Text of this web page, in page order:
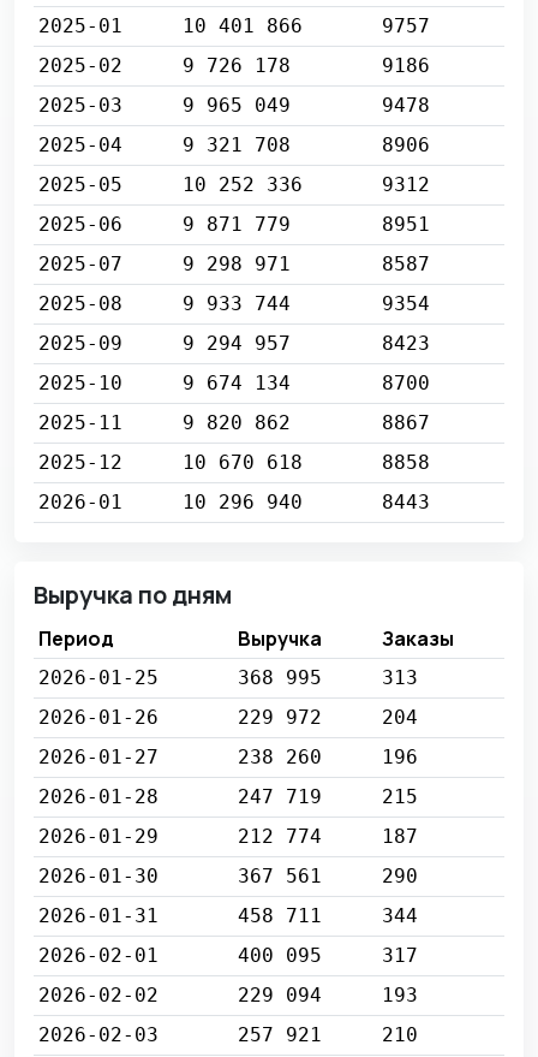
2025-01
10 401 866
9757
2025-02
9 726 178
9186
2025-03
9 965 049
9478
2025-04
9 321 708
8906
2025-05
10 252 336
9312
2025-06
9 871 779
8951
2025-07
9 298 971
8587
2025-08
9 933 744
9354
2025-09
9 294 957
8423
2025-10
9 674 134
8700
2025-11
9 820 862
8867
2025-12
10 670 618
8858
2026-01
10 296 940 8443
Выручка по дням
Период Выручка Заказы
2026-01-25 368 995
313
2026-01-26
229 972
204
2026-01-27
238 260
196
2026-01-28
247 719
215
2026-01-29
212 774
187
2026-01-30
367 561
290
2026-01-31
458 711
344
2026-02-01
400 095
317
2026-02-02
229 094
193
2026-02-03
257 921
210